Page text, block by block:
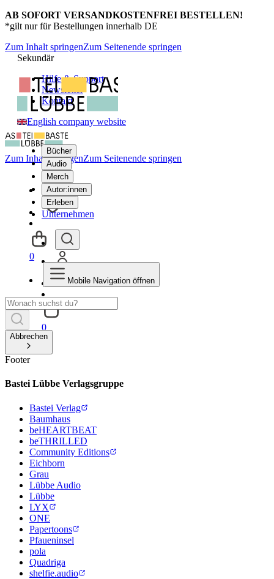
AB SOFORT VERSANDKOSTENFREI BESTELLEN!
*gilt nur für Bestellungen innerhalb DE
Zum Inhalt springenZum Seitenende springen
Sekundär
Hilfe & Support
Newsletter
Kontakt
English company website
Bücher
Audio
Merch
Autor:innen
Erleben
Unternehmen
0
Zum Inhalt springenZum Seitenende springen
0
Mobile Navigation öffnen
Abbrechen
Footer
Bastei Lübbe Verlagsgruppe
Bastei Verlag
Baumhaus
beHEARTBEAT
beTHRILLED
Community Editions
Eichborn
Grau
Lübbe Audio
Lübbe
LYX
ONE
Papertoons
Pfaueninsel
pola
Quadriga
shelfie.audio